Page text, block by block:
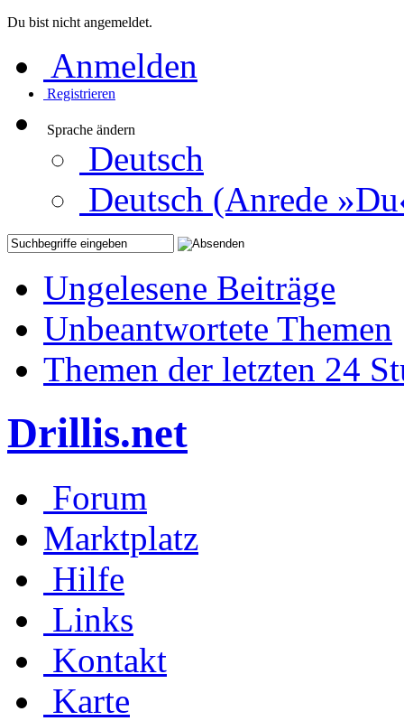
Du bist nicht angemeldet.
Anmelden
Registrieren
Sprache ändern
Deutsch
Deutsch (Anrede
Ungelesene Beiträge
Unbeantwortete Themen
Themen der letzten 24
Drillis.net
Forum
Marktplatz
Hilfe
Links
Kontakt
Karte